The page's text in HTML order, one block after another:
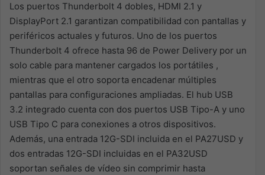
Los puertos Thunderbolt 4 dobles, HDMI 2.1 y
DisplayPort 2.1 garantizan compatibilidad con pantallas y
periféricos actuales y futuros. Uno de los puertos
Thunderbolt 4 ofrece hasta 96 de Power Delivery por un
solo cable para mantener cargados los portátiles ,
mientras que el otro soporta encadenar múltiples
pantallas para configuraciones ampliadas. El hub USB
3.2 integrado cuenta con dos puertos USB Tipo-A y uno
USB Tipo C para conexiones a otros dispositivos.
Además, una entrada 12G-SDI incluida en el PA27USD y
dos entradas 12G-SDI incluidas en el PA32USD
soportan señales de vídeo sin comprimir hasta